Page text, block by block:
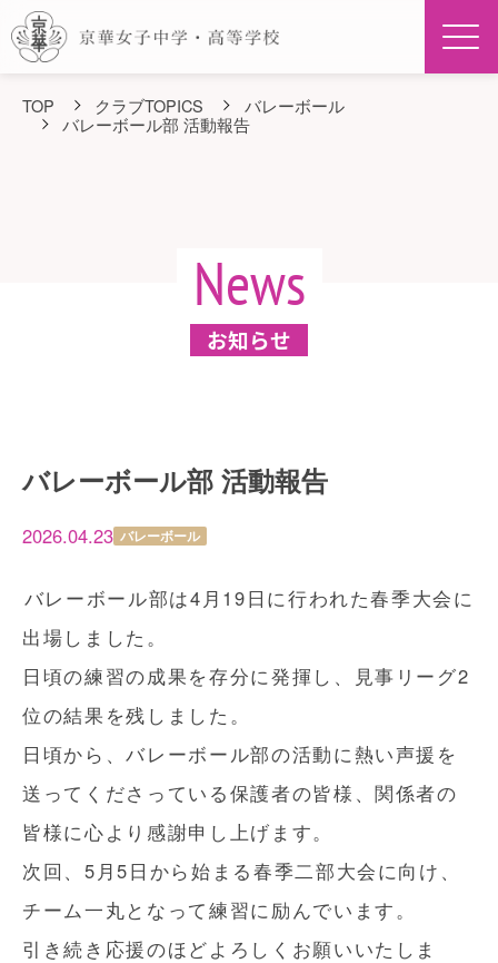
TOP クラブTOPICS
バレーボール
バレーボール部 活動報告
News
お知らせ
バレーボール部 活動報告
2026.04.23 バレーボール
バレーボール部は4月19日に行われた春季大会に
出場しました。
日頃の練習の成果を存分に発揮し、見事リーグ2
位の結果を残しました。
日頃から、バレーボール部の活動に熱い声援を
送ってくださっている保護者の皆様、関係者の
皆様に心より感謝申し上げます。
次回、5月5日から始まる春季二部大会に向け、
チーム一丸となって練習に励んでいます。
引き続き応援のほどよろしくお願いいたしま